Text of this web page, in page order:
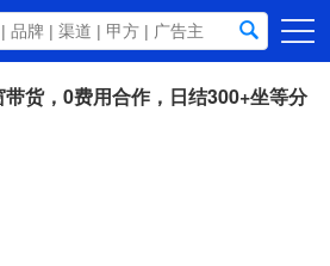
货，0费用合作，日结300+坐等分